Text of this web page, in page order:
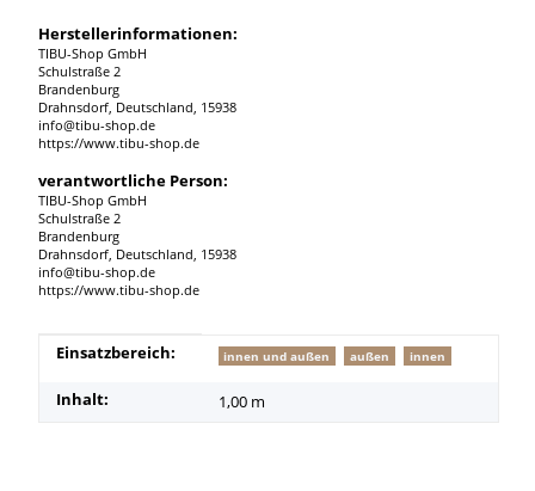
Herstellerinformationen:
TIBU-Shop GmbH
Schulstraße 2
Brandenburg
Drahnsdorf, Deutschland, 15938
info@tibu-shop.de
https://www.tibu-shop.de
verantwortliche Person:
TIBU-Shop GmbH
Schulstraße 2
Brandenburg
Drahnsdorf, Deutschland, 15938
info@tibu-shop.de
https://www.tibu-shop.de
Produkteigenschaft
Wert
Einsatzbereich: innen und außen außen innen
Inhalt: 1,00 m